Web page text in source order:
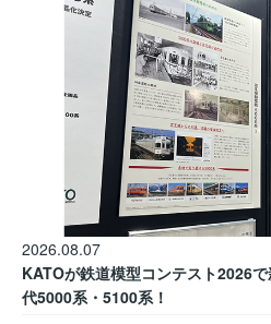
2026.08.07
KATOが鉄道模型コンテスト2026
代5000系・5100系！